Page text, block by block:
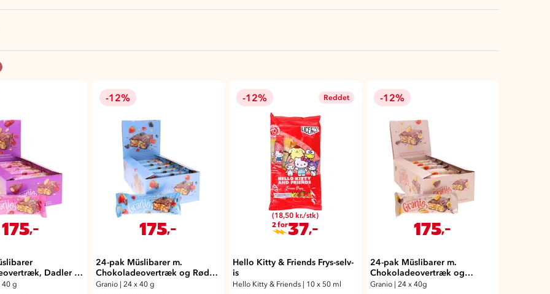
175,-
Dadler &
40 g
-12%
175,-
24-pak Müslibarer m.
Chokoladeovertræk og Rød
Frugt
Granio
24 x 40 g
-12% Reddet
(18,50 kr./stk)
2 for37,-
Hello Kitty & Friends Frys-selv-
is
Hello Kitty & Friends
10 x 50 ml
-12%
175,-
24-pak Müslibarer m.
Chokoladeovertræk og
Appelsinsmag
Granio
24 x 40g